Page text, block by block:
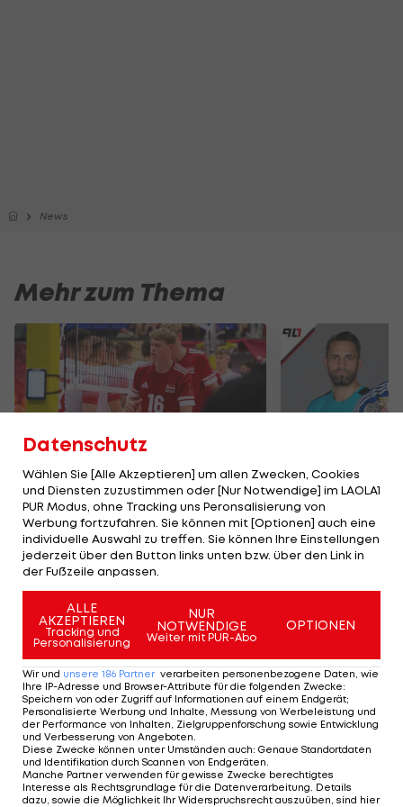
News
Mehr zum Thema
Karrieresprung! ÖVV-
Teamspieler wechselt
in Topliga
Sport-Mix
Die
Tormänner
Geschichte
Fußball
TEILEN
KOMMENTARE
Datenschutz
Wählen Sie [Alle Akzeptieren] um allen Zwecken, Cookies
und Diensten zuzustimmen oder [Nur Notwendige] im LAOLA1
PUR Modus, ohne Tracking uns Peronsalisierung von
Werbung fortzufahren. Sie können mit [Optionen] auch eine
individuelle Auswahl zu treffen. Sie können Ihre Einstellungen
jederzeit über den Button links unten bzw. über den Link in
der Fußzeile anpassen.
ALLE
AKZEPTIEREN
Tracking und
Personalisierung
NUR
NOTWENDIGE
Weiter mit PUR-Abo
OPTIONEN
Wir und unsere 186 Partner verarbeiten personenbezogene Daten, wie
Ihre IP-Adresse und Browser-Attribute für die folgenden Zwecke:
Speichern von oder Zugriff auf Informationen auf einem Endgerät;
Personalisierte Werbung und Inhalte, Messung von Werbeleistung und
der Performance von Inhalten, Zielgruppenforschung sowie Entwicklung
und Verbesserung von Angeboten.
Diese Zwecke können unter Umständen auch: Genaue Standortdaten
und Identifikation durch Scannen von Endgeräten.
Manche Partner verwenden für gewisse Zwecke berechtigtes
Interesse als Rechtsgrundlage für die Datenverarbeitung. Details
dazu, sowie die Möglichkeit Ihr Widerspruchsrecht auszuüben, sind hier